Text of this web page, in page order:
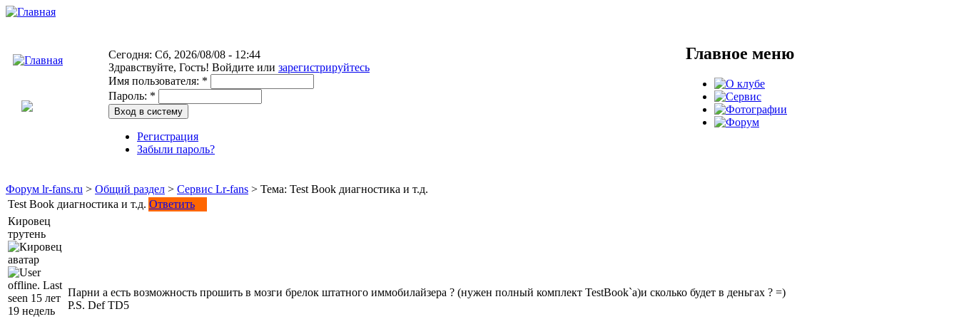
Главное меню
Сегодня: Сб, 2026/08/08 - 12:44
Здравствуйте, Гость! Войдите или зарегистрируйтесь
Имя пользователя: *
Пароль: *
Регистрация
Забыли пароль?
Форум lr-fans.ru > Общий раздел > Сервис Lr-fans > Тема: Test Book диагностика и т.д.
Test Book диагностика и т.д. Ответить
Кировец
трутень
Парни а есть возможность прошить в мозги брелок штатного иммобилайзера ? (нужен полный комплект TestBook`а)и сколько будет в деньгах ? =)
P.S. Def TD5